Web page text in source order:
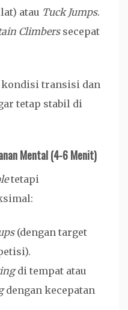
atau Tuck Jumps.
Climberssecepat
transisi dan
tetap stabil di
Mental (4-6 Menit)
tetapi
(dengan target
di tempat atau
dengan kecepatan